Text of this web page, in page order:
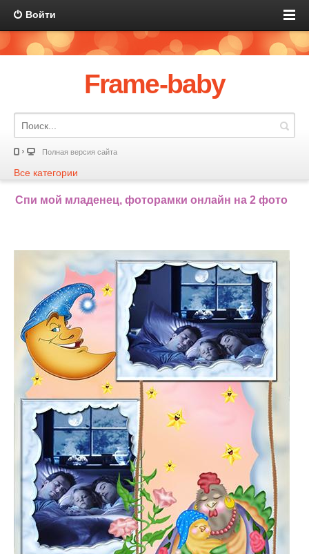
Войти
Frame-baby
Полная версия сайта
Все категории
Спи мой младенец, фоторамки онлайн на 2 фото